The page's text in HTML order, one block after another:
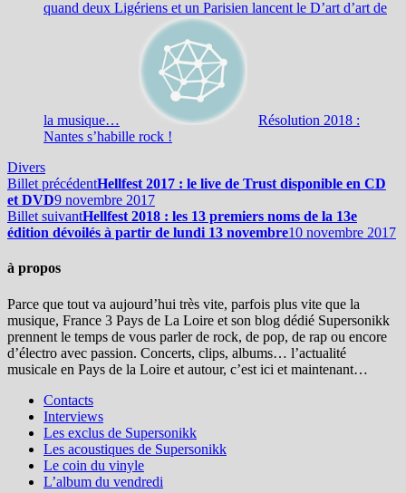
quand deux Ligériens et un Parisien lancent le D’art d’art de
la musique…
Résolution 2018 :
Nantes s’habille rock !
Divers
Billet précédentHellfest 2017 : le live de Trust disponible en CD
et DVD9 novembre 2017
Billet suivantHellfest 2018 : les 13 premiers noms de la 13e
édition dévoilés à partir de lundi 13 novembre10 novembre 2017
à propos
Parce que tout va aujourd’hui très vite, parfois plus vite que la
musique, France 3 Pays de La Loire et son blog dédié Supersonikk
prennent le temps de vous parler de rock, de pop, de rap ou encore
d’électro avec passion. Concerts, clips, albums… l’actualité
musicale en Pays de la Loire et autour, c’est ici et maintenant…
Contacts
Interviews
Les exclus de Supersonikk
Les acoustiques de Supersonikk
Le coin du vinyle
L’album du vendredi